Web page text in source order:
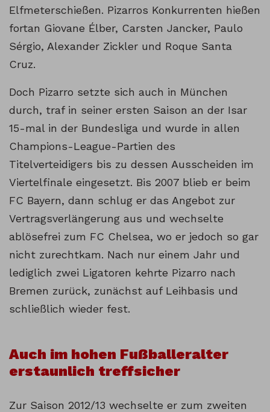
Elfmeterschießen. Pizarros Konkurrenten hießen
fortan Giovane Élber, Carsten Jancker, Paulo
Sérgio, Alexander Zickler und Roque Santa
Cruz.
Doch Pizarro setzte sich auch in München
durch, traf in seiner ersten Saison an der Isar
15-mal in der Bundesliga und wurde in allen
Champions-League-Partien des
Titelverteidigers bis zu dessen Ausscheiden im
Viertelfinale eingesetzt. Bis 2007 blieb er beim
FC Bayern, dann schlug er das Angebot zur
Vertragsverlängerung aus und wechselte
ablösefrei zum FC Chelsea, wo er jedoch so gar
nicht zurechtkam. Nach nur einem Jahr und
lediglich zwei Ligatoren kehrte Pizarro nach
Bremen zurück, zunächst auf Leihbasis und
schließlich wieder fest.
Auch im hohen Fußballeralter
erstaunlich treffsicher
Zur Saison 2012/13 wechselte er zum zweiten